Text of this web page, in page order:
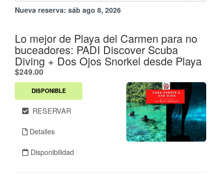
Nueva reserva: sáb ago 8, 2026
Lo mejor de Playa del Carmen para no
buceadores: PADI Discover Scuba
Diving + Dos Ojos Snorkel desde Playa
$249.00.
DISPONIBLE
RESERVAR
Detalles
Disponibilidad